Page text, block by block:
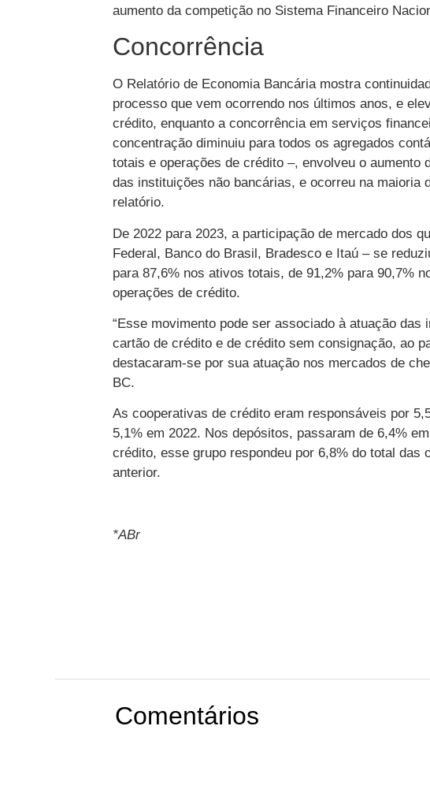
aumento da competição no Sistema Financeiro
Concorrência
O Relatório de Economia Bancária mostra
processo que vem ocorrendo nos últimos anos, e
crédito, enquanto a concorrência em serviços
concentração diminuiu para todos os agregados
totais e operações de crédito –, envolveu o
das instituições não bancárias, e ocorreu na maioria
relatório.
De 2022 para 2023, a participação de mercado dos
Federal, Banco do Brasil, Bradesco e Itaú – se
para 87,6% nos ativos totais, de 91,2% para 90,7%
operações de crédito.
“Esse movimento pode ser associado à atuação
cartão de crédito e de crédito sem consignação, ao
destacaram-se por sua atuação nos mercados de
BC.
As cooperativas de crédito eram responsáveis por
5,1% em 2022. Nos depósitos, passaram de 6,4%
crédito, esse grupo respondeu por 6,8% do total das
anterior.
*ABr
Comentários